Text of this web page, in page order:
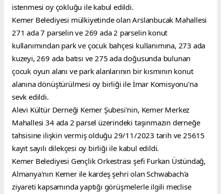
istenmesi oy çokluğu ile kabul edildi.
Kemer Belediyesi mülkiyetinde olan Arslanbucak Mahallesi
271 ada 7 parselin ve 269 ada 2 parselin konut
kullanımından park ve çocuk bahçesi kullanımına, 273 ada
kuzeyi, 269 ada batısı ve 275 ada doğusunda bulunan
çocuk oyun alanı ve park alanlarının bir kısmının konut
alanına dönüştürülmesi oy birliği ile İmar Komisyonu'na
sevk edildi.
Alevi Kültür Derneği Kemer Şubesi'nin, Kemer Merkez
Mahallesi 34 ada 2 parsel üzerindeki taşınmazın derneğe
tahsisine ilişkin vermiş olduğu 29/11/2023 tarih ve 25615
kayıt sayılı dilekçesi oy birliği ile kabul edildi.
Kemer Belediyesi Gençlik Orkestrası şefi Furkan Üstündağ,
Almanya'nın Kemer ile kardeş şehri olan Schwabach'a
ziyareti kapsamında yaptığı görüşmelerle ilgili meclise